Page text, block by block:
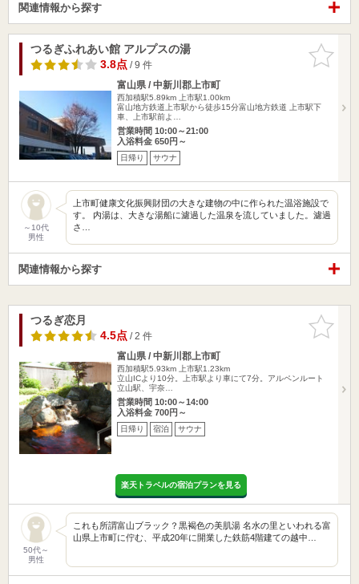
関連情報から探す
お気に入
りに追加
つるぎふれあい館 アルプスの湯
3.8点/ 9 件
富山県 / 中新川郡上市町
西加積駅5.89km
上市駅1.00km
富山地方鉄道上市駅から徒歩15分富山地方鉄道 上市駅下
車、上市駅前よ…
営業時間 10:00～21:00
入浴料金 650円～
日帰り サウナ
～10代
男性
上市町健康文化振興財団の大きな建物の中に作られた温浴施設で
す。 内湯は、大きな湯船に濾過した温泉を流していました。濾過
さ…
関連情報から探す
お気に入
りに追加
つるぎ恋月
4.5点/ 2 件
富山県 / 中新川郡上市町
西加積駅5.93km
上市駅1.23km
立山ICより10分。上市駅より車にて7分。アルペンルート
立山駅、宇奈…
営業時間 10:00～14:00
入浴料金 700円～
日帰り 宿泊 サウナ
楽天トラベルの宿泊プランを見る
50代～
男性
これも所謂富山ブラック？黒褐色の美肌湯 名水の里といわれる富
山県上市町に佇む、平成20年に開業した鉄筋4階建ての越中…